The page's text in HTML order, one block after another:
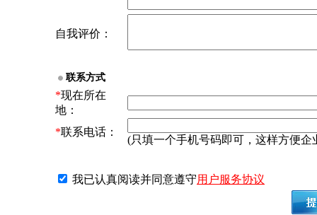
自我评价：
联系方式
*现在所在
地：
*联系电话：
(只填一个手机号码即可，这样方便企
我已认真阅读并同意遵守用户服务协议